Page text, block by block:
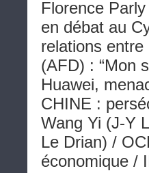
Florence
en débat au
relations entre
(AFD) : “Mon
Huawei,
CHINE :
Wang Yi (J-Y
Le Drian) /
économique /